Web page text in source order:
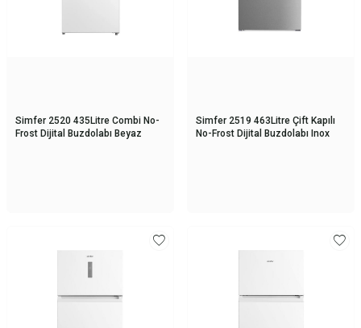
Simfer 2520 435Litre Combi No-
Frost Dijital Buzdolabı Beyaz
Simfer 2519 463Litre Çift Kapılı
No-Frost Dijital Buzdolabı Inox